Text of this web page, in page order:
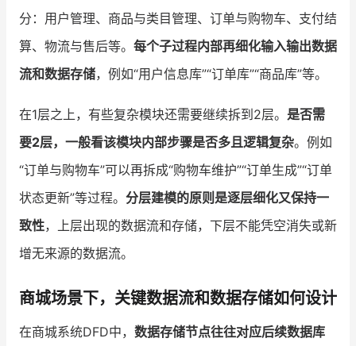
分：用户管理、商品与类目管理、订单与购物车、支付结
算、物流与售后等。 每个子过程内部再细化输入输出数据
流和数据存储，例如“用户信息库”“订单库”“商品库”等。
在1层之上，有些复杂模块还需要继续拆到2层。 是否需
要2层，一般看该模块内部步骤是否多且逻辑复杂。例如
“订单与购物车”可以再拆成“购物车维护”“订单生成”“订单
状态更新”等过程。 分层建模的原则是逐层细化又保持一
致性，上层出现的数据流和存储，下层不能凭空消失或新
增无来源的数据流。
商城场景下，关键数据流和数据存储如何设计
在商城系统DFD中， 数据存储节点往往对应后续数据库